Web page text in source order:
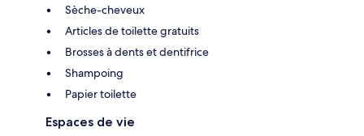
Sèche-cheveux
Articles de toilette gratuits
Brosses à dents et dentifrice
Shampoing
Papier toilette
Espaces de vie